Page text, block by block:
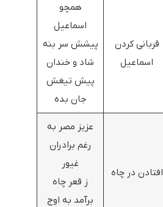
قربانی کردن
اسماعیل
همچو
اسماعیل
پیشش سر بنه
شاد و خندان
پیش تیغش
جان بده
افتادن در چاه
عزیز مصر به
رغم برادران
غیور
ز قعر چاه
برآمد به اوج